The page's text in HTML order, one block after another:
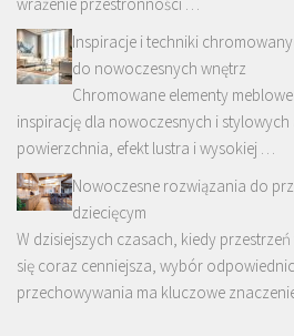
Inspiracje i techniki
do nowoczesnych wnętrz
Chromowane elementy
inspirację dla nowoczesnych i
powierzchnia, efekt lustra i wysokiej …
Nowoczesne rozwiązania do
dziecięcym
W dzisiejszych czasach, kiedy
się coraz cenniejsza, wybór
przechowywania ma kluczowe